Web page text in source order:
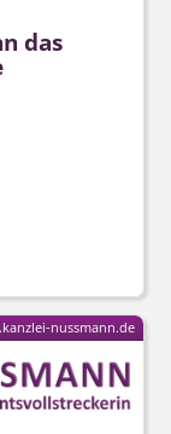
das
nussmann.de